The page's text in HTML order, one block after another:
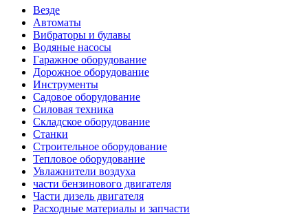
Везде
Автоматы
Вибраторы и булавы
Водяные насосы
Гаражное оборудование
Дорожное оборудование
Инструменты
Садовое оборудование
Силовая техника
Складское оборудование
Станки
Строительное оборудование
Тепловое оборудование
Увлажнители воздуха
части бензинового двигателя
Части дизель двигателя
Расходные материалы и запчасти